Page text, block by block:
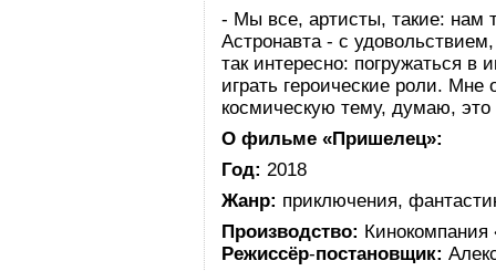
- Мы все, артисты, такие: нам
Астронавта - с
так интересно: погружаться
играть героические роли. Мне
космическую тему, думаю,
О фильме «Пришелец»:
Год:2018
Жанр: приключения,
Производство:
Режиссёр-постановщик: